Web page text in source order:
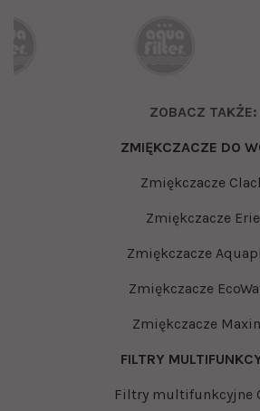
ZOBACZ TAKŻE:
ZMIĘKCZACZE DO
Zmiękczacze
Zmiękczacze Erie
Zmiękczacze
Zmiękczacze
Zmiękczacze
FILTRY
Filtry multifunkcyjne